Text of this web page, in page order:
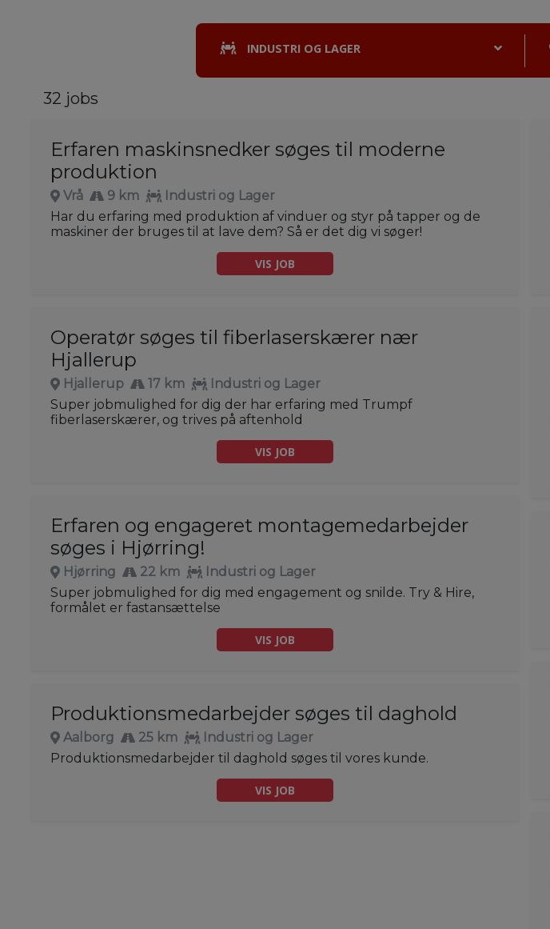
INDUSTRI OG LAGER
32 jobs
Erfaren maskinsnedker søges til moderne
produktion
Vrå 9 km
Industri og Lager
Har du erfaring med produktion af vinduer og styr på tapper og de
maskiner der bruges til at lave dem? Så er det dig vi søger!
VIS JOB
Operatør søges til fiberlaserskærer nær
Hjallerup
Hjallerup 17 km
Industri og Lager
Super jobmulighed for dig der har erfaring med Trumpf
fiberlaserskærer, og trives på aftenhold
VIS JOB
Erfaren og engageret montagemedarbejder
søges i Hjørring!
Hjørring 22 km
Industri og Lager
Super jobmulighed for dig med engagement og snilde. Try & Hire,
formålet er fastansættelse
VIS JOB
Produktionsmedarbejder søges til daghold
Aalborg 25 km
Industri og Lager
Produktionsmedarbejder til daghold søges til vores kunde.
VIS JOB